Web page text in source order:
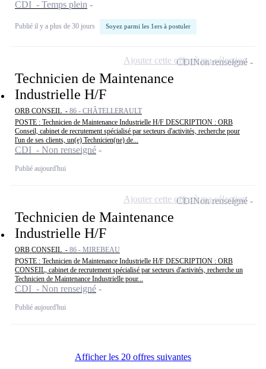
CDI - Temps plein
Publié il y a plus de 30 jours Soyez parmi les 1ers à postuler
Technicien de Maintenance
Industrielle H/F
ORB CONSEIL - 86 - CHÂTELLERAULT
POSTE : Technicien de Maintenance Industrielle H/F DESCRIPTION : ORB
Conseil, cabinet de recrutement spécialisé par secteurs d'activités, recherche pour
l'un de ses clients, un(e) Technicien(ne) de...
CDI - Non renseigné
Publié aujourd'hui
CDINon renseigné
Ajouter cette offre à ma sélection
Technicien de Maintenance
Industrielle H/F
ORB CONSEIL - 86 - MIREBEAU
POSTE : Technicien de Maintenance Industrielle H/F DESCRIPTION : ORB
CONSEIL, cabinet de recrutement spécialisé par secteurs d'activités, recherche un
Technicien de Maintenance Industrielle pour...
CDI - Non renseigné
Publié aujourd'hui
CDINon renseigné
Ajouter cette offre à ma sélection
Afficher les 20 offres suivantes